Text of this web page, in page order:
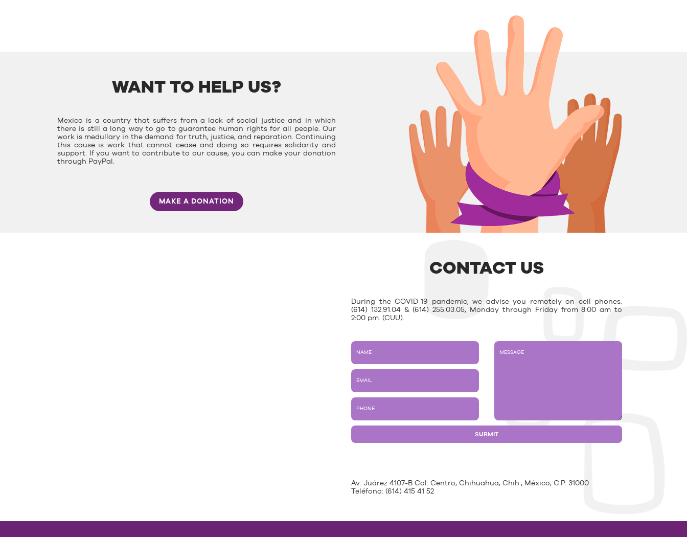
WANT TO HELP US?
Mexico is a country that suffers from a lack of social justice and in which
there is still a long way to go to guarantee human rights for all people. Our
work is medullary in the demand for truth, justice, and reparation. Continuing
this cause is work that cannot cease and doing so requires solidarity and
support. If you want to contribute to our cause, you can make your donation
through PayPal.
MAKE A DONATION
CONTACT US
During the COVID-19 pandemic, we advise you remotely on cell phones:
(614) 132.91.04 & (614) 255.03.05, Monday through Friday from 8:00 am to
2:00 pm. (CUU).
Av. Juárez 4107-B Col. Centro, Chihuahua, Chih., México, C.P. 31000
Teléfono: (614) 415 41 52